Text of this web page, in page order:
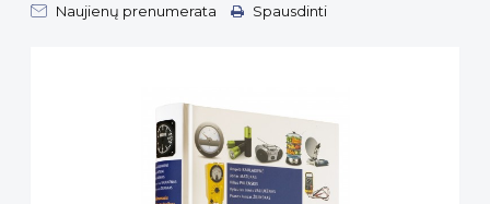
Naujienų prenumerata Spausdinti